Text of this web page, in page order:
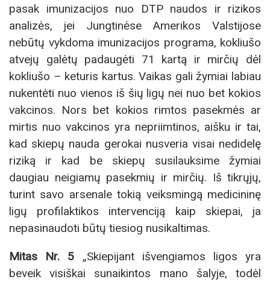
pasak imunizacijos nuo DTP naudos ir rizikos
analizės, jei Jungtinėse Amerikos Valstijose
nebūtų vykdoma imunizacijos programa, kokliušo
atvejų galėtų padaugėti 71 kartą ir mirčių dėl
kokliušo – keturis kartus. Vaikas gali žymiai labiau
nukentėti nuo vienos iš šių ligų nei nuo bet kokios
vakcinos. Nors bet kokios rimtos pasekmės ar
mirtis nuo vakcinos yra nepriimtinos, aišku ir tai,
kad skiepų nauda gerokai nusveria visai nedidelę
riziką ir kad be skiepų susilauksime žymiai
daugiau neigiamų pasekmių ir mirčių. Iš tikrųjų,
turint savo arsenale tokią veiksmingą medicininę
ligų profilaktikos intervenciją kaip skiepai, ja
nepasinaudoti būtų tiesiog nusikaltimas.
Mitas Nr. 5 „Skiepijant išvengiamos ligos yra
beveik visiškai sunaikintos mano šalyje, todėl